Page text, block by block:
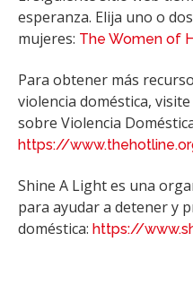
esperanza. Elija uno o
mujeres: The Women of
Para obtener más
violencia doméstica,
sobre Violencia
https://
Shine A Light es una
para ayudar a detener y
doméstica: https://